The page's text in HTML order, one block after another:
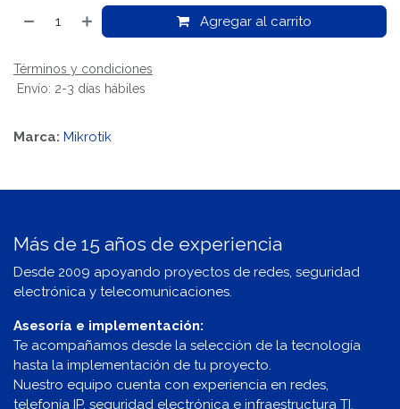
Agregar al carrito
Términos y condiciones
Envío: 2-3 días hábiles
Marca: Mikrotik
Más de 15 años de experiencia
Desde 2009 apoyando proyectos de redes, seguridad
electrónica y telecomunicaciones.
Asesoría e implementación:
Te acompañamos desde la selección de la tecnología
hasta la implementación de tu proyecto.
Nuestro equipo cuenta con experiencia en redes,
telefonía IP, seguridad electrónica e infraestructura TI.